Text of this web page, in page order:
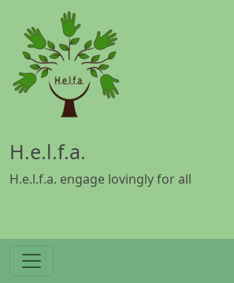
Skip to main content
H.e.l.f.a.
H.e.l.f.a. engage lovingly for all